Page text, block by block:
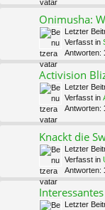
Onimusha:
Letzter
Verfasst in
Antworten:
Activision
Letzter
Verfasst in
Antworten:
Knackt die
Letzter
Verfasst in
Antworten:
Letzter